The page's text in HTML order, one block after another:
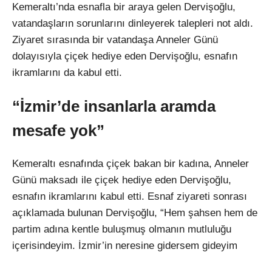
Kemeraltı’nda esnafla bir araya gelen Dervişoğlu,
vatandaşların sorunlarını dinleyerek talepleri not aldı.
Ziyaret sırasında bir vatandaşa Anneler Günü
dolayısıyla çiçek hediye eden Dervişoğlu, esnafın
ikramlarını da kabul etti.
“İzmir’de insanlarla aramda
mesafe yok”
Kemeraltı esnafında çiçek bakan bir kadına, Anneler
Günü maksadı ile çiçek hediye eden Dervişoğlu,
esnafın ikramlarını kabul etti. Esnaf ziyareti sonrası
açıklamada bulunan Dervişoğlu, “Hem şahsen hem de
partim adına kentle buluşmuş olmanın mutluluğu
içerisindeyim. İzmir’in neresine gidersem gideyim